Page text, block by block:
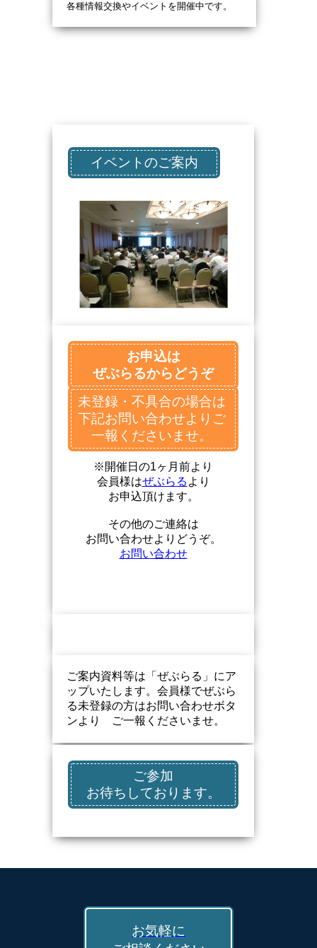
各種情報交換やイベントを開催中です。
イベントのご案内
お申込は
ぜぶらるからどうぞ
未登録・不具合の場合は
下記お問い合わせよりご
一報くださいませ。
※開催日の1ヶ月前より
会員様はぜぶらる より
お申込頂けます。
その他のご連絡は
お問い合わせよりどうぞ。
お問い合わせ
ご案内資料等は「ぜぶらる」にア
ップいたします。会員様でぜぶら
る未登録の方はお問い合わせボタ
ンより ご一報くださいませ。
ご参加
お待ちしております。
お気軽に